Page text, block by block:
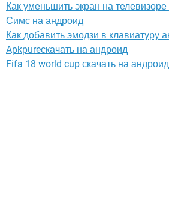
Как уменьшить экран на телевизоре
Симс на андроид
Как добавить эмодзи в клавиатуру
Apkpureскачать на андроид
Fifa 18 world cup скачать на андроид